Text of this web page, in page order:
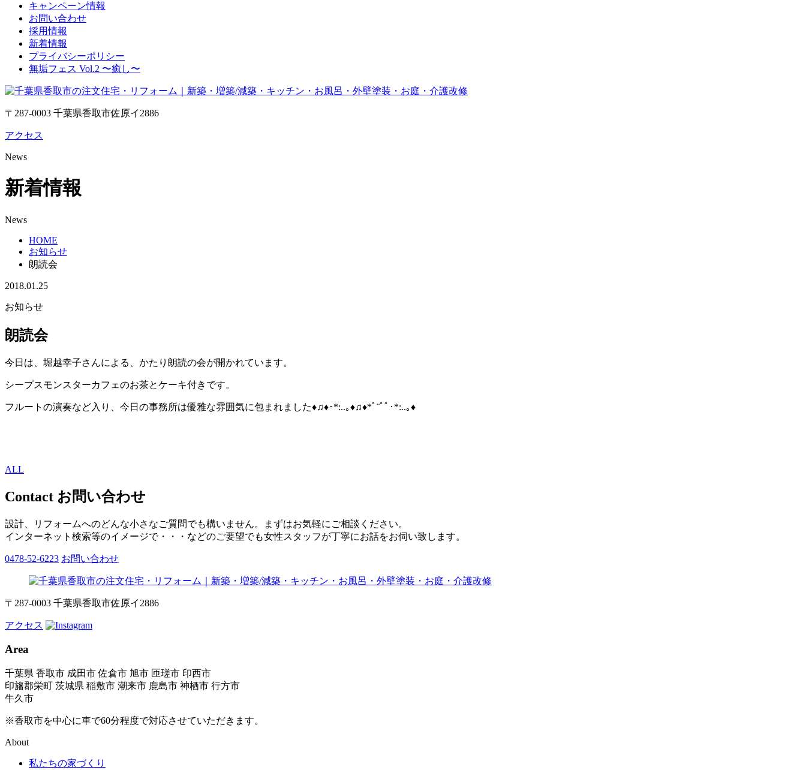
キャンペーン情報
お問い合わせ
採用情報
新着情報
プライバシーポリシー
無垢フェス Vol.2 〜癒し〜
〒287-0003 千葉県香取市佐原イ2886
アクセス
News
新着情報
News
HOME
お知らせ
朗読会
2018.01.25
お知らせ
朗読会
今日は、堀越幸子さんによる、かたり朗読の会が開かれています。
シープスモンスターカフェのお茶とケーキ付きです。
フルートの演奏など入り、今日の事務所は優雅な雰囲気に包まれました♦♫♦･*:..｡♦♫♦*ﾟ¨ﾟﾟ･*:..｡♦
ALL
Contact お問い合わせ
設計、リフォームへのどんな小さなご質問でも構いません。まずはお気軽にご相談ください。
インターネット検索等のイメージで・・・などのご要望でも女性スタッフが丁寧にお話をお伺い致します。
0478-52-6223 お問い合わせ
〒287-0003 千葉県香取市佐原イ2886
アクセス
Area
千葉県 香取市 成田市 佐倉市 旭市 匝瑳市 印西市
印旛郡栄町 茨城県 稲敷市 潮来市 鹿島市 神栖市 行方市
牛久市
※香取市を中心に車で60分程度で対応させていただきます。
About
私たちの家づくり